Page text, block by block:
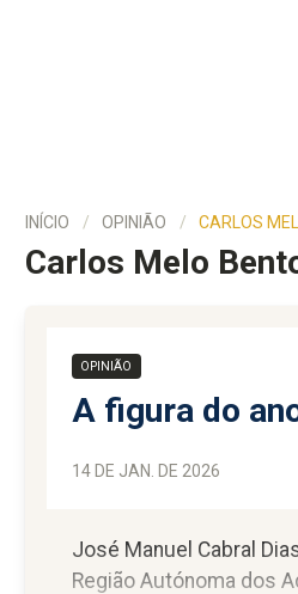
INÍCIO OPINIÃO CARLOS
Carlos Melo
OPINIÃO
A figura do
14 DE JAN. DE 2026
José Manuel Cabral
Região Autónoma dos